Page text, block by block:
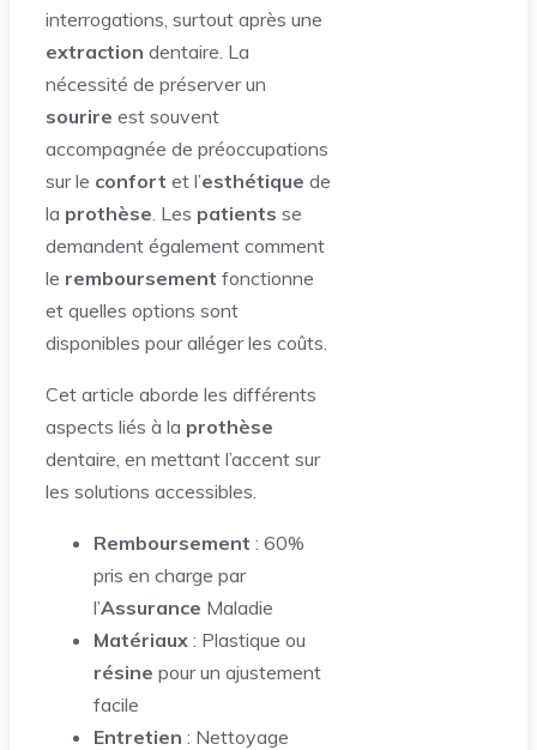
interrogations, surtout après une
extraction dentaire. La
nécessité de préserver un
sourire est souvent
accompagnée de préoccupations
sur le confort et l’esthétique de
la prothèse . Les patients se
demandent également comment
le remboursement fonctionne
et quelles options sont
disponibles pour alléger les coûts.
Cet article aborde les différents
aspects liés à la prothèse
dentaire, en mettant l’accent sur
les solutions accessibles.
Remboursement : 60%
pris en charge par
l’Assurance Maladie
Matériaux : Plastique ou
résine pour un ajustement
facile
Entretien : Nettoyage